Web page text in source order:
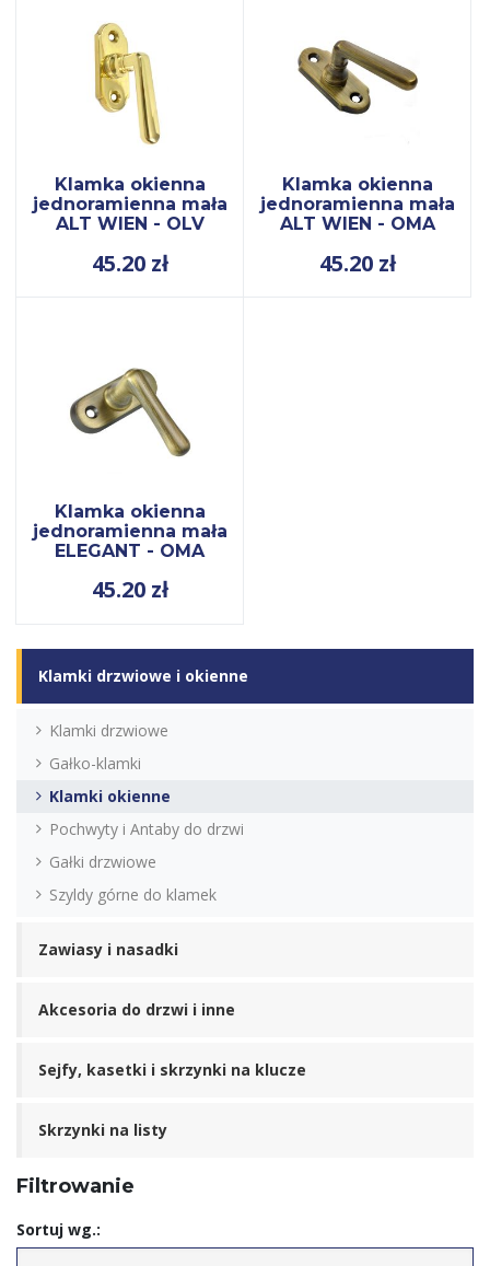
Klamka okienna
jednoramienna mała
ALT WIEN - OLV
45.20 zł
Klamka okienna
jednoramienna mała
ALT WIEN - OMA
45.20 zł
Klamka okienna
jednoramienna mała
ELEGANT - OMA
45.20 zł
Klamki drzwiowe i okienne
Klamki drzwiowe
Gałko-klamki
Klamki okienne
Pochwyty i Antaby do drzwi
Gałki drzwiowe
Szyldy górne do klamek
Zawiasy i nasadki
Akcesoria do drzwi i inne
Sejfy, kasetki i skrzynki na klucze
Skrzynki na listy
Filtrowanie
Sortuj wg.: